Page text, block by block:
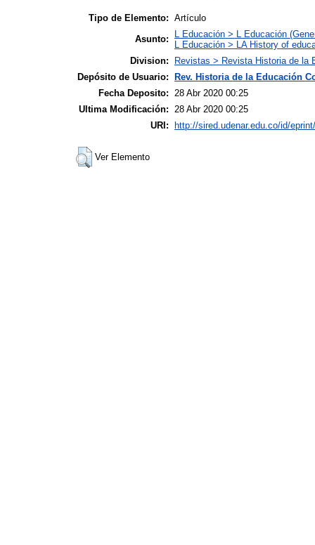
Tipo de Elemento: Artículo
Asunto:
L Educación > L Educación
L Educación > LA History of
Division:
Revistas > Revista Historia de la
Depósito de Usuario: Rev. Historia de la Educación
Fecha Deposito:
28 Abr 2020 00:25
Ultima Modificación:
28 Abr 2020 00:25
URI: http://sired.udenar.edu.co/id/
Ver Elemento